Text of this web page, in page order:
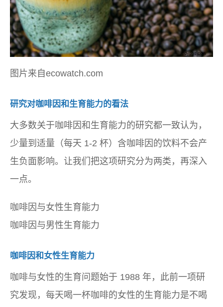
图片来自ecowatch.com
研究对咖啡因和生育能力的看法
大多数关于咖啡因和生育能力的研究都一致认为，
少量到适量（每天 1-2 杯）含咖啡因的饮料不会产
生负面影响。让我们把这项研究分为两类，再深入
一点。
咖啡因与女性生育能力
咖啡因与男性生育能力
咖啡因和女性生育能力
咖啡与女性的生育问题始于 1988 年，此前一项研
究发现，每天喝一杯咖啡的女性的生育能力是不喝